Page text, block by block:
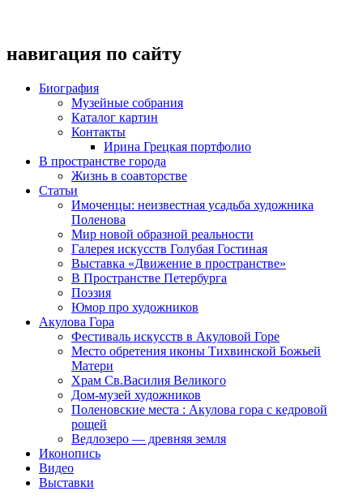
навигация по сайту
Биография
Музейные собрания
Каталог картин
Контакты
Ирина Грецкая портфолио
В пространстве города
Жизнь в соавторстве
Статьи
Имоченцы: неизвестная усадьба художника
Поленова
Мир новой образной реальности
Галерея искусств Голубая Гостиная
Выставка «Движение в пространстве»
В Пространстве Петербурга
Поэзия
Юмор про художников
Акулова Гора
Фестиваль искусств в Акуловой Горе
Место обретения иконы Тихвинской Божьей
Матери
Храм Св.Василия Великого
Дом-музей художников
Поленовские места : Акулова гора с кедровой
рощей
Ведлозеро — древняя земля
Иконопись
Видео
Выставки